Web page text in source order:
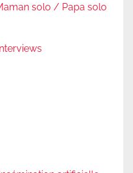
solo / Papa solo